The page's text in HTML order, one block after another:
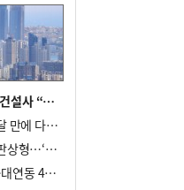
수도권과 다른데 같은 규제…부산 건설사 “쓰러지기 직전”
부산지역 준공 후 미분양 주택, 석 달 만에 다시 3000가구 넘어서
대연·문현 생활권, 전 세대 4베이 판상형…‘더샵 트리센트’ 내달 분양
더블역세권·평지·학군 ‘삼박자’…대연동 42층 브랜드 단지